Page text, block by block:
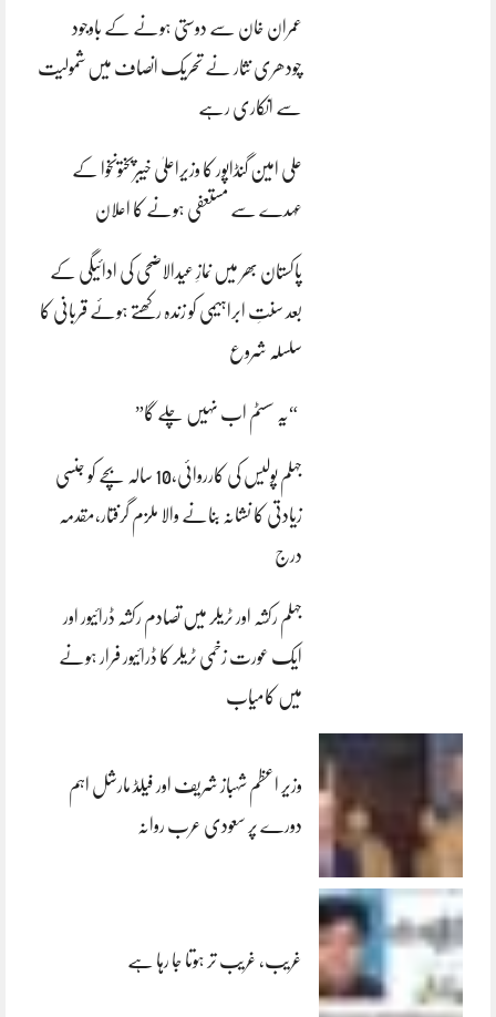
عمران خان سے دوستی ہونے کے باوجود
چودھری نثار نے تحریک انصاف میں شمولیت
سے انکاری رہے
علی امین گنڈاپور کا وزیراعلیٰ خیبرپختونخوا کے
عہدے سے مستعفی ہونے کا اعلان
پاکستان بھر میں نمازِ عیدالاضحی کی ادائیگی کے
بعد سنتِ ابراہیمی کو زندہ رکھتے ہوئے قربانی کا
سلسلہ شروع
“یہ سسٹم اب نہیں چلے گا”
جہلم پولیس کی کارروائی،10 سالہ بچے کو جنسی
زیادتی کا نشانہ بنانے والا ملزم گرفتار،مقدمہ
درج
جہلم رکشہ اور ٹریلر میں تصادم رکشہ ڈرائیور اور
ایک عورت زخمی ٹریلر کا ڈرائیور فرار ہونے
میں کامیاب
وزیر اعظم شہباز شریف اور فیلڈ مارشل اہم
دورے پر سعودی عرب روانہ
غریب، غریب تر ہوتا جا رہا ہے